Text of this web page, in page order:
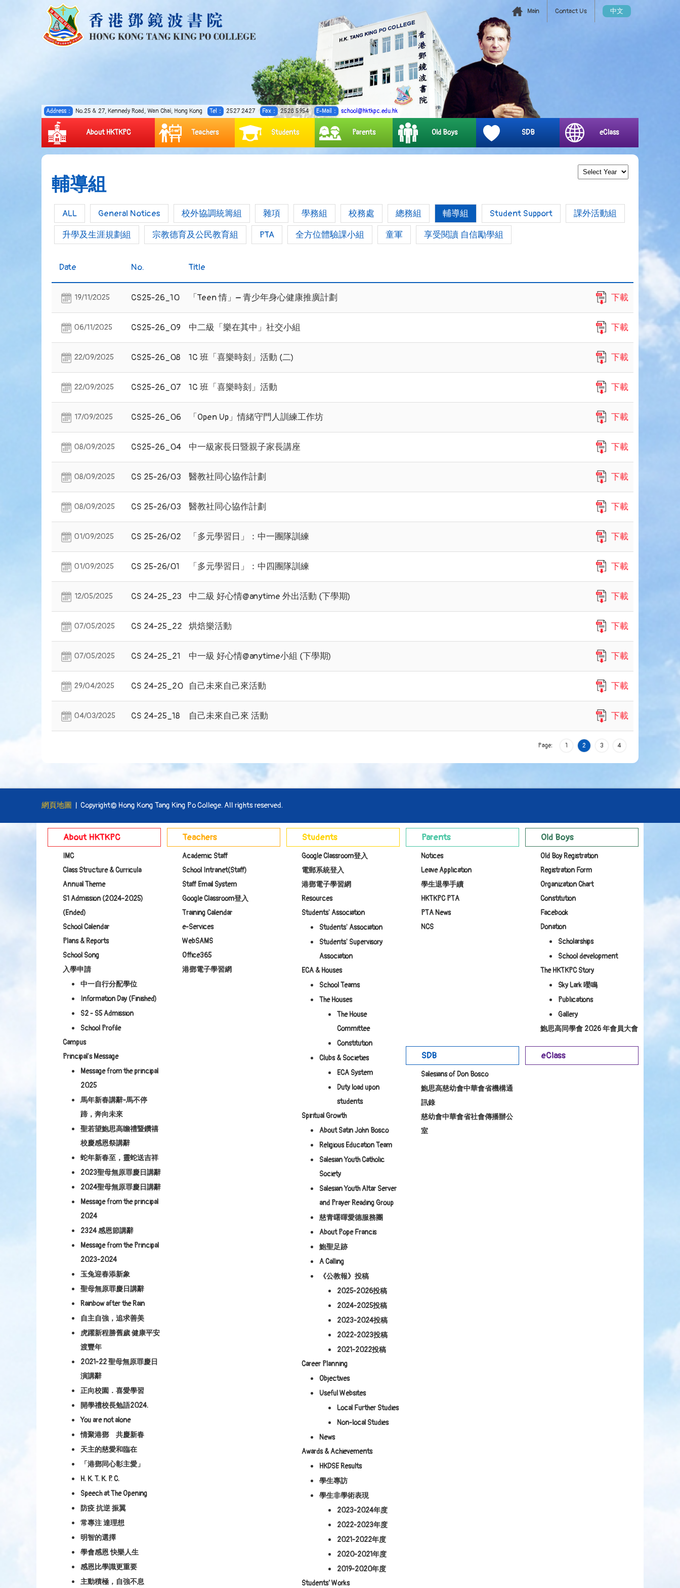
Address： No.25 & 27, Kennedy Road, Wan Chai, Hong Kong Tel： 2527 2427 Fax： 2528 5954 E-Mail： school@hktkpc.edu.hk
中文
Contact Us
Main
About HKTKPC Teachers Students Parents Old Boys SDB eClass
輔導組
ALL General Notices 校外協調統籌組 雜項 學務組 校務處 總務組 輔導組 Student Support
課外活動組
升學及生涯規劃組
宗教德育及公民教育組 PTA 全方位體驗課小組 童軍 享受閱讀 自信勵學組
Date No. Title
19/11/2025 CS25-26_10 「Teen 情」– 青少年身心健康推廣計劃 下載
06/11/2025 CS25-26_09 中二級「樂在其中」社交小組 下載
22/09/2025 CS25-26_08 1C 班「喜樂時刻」活動 (二) 下載
22/09/2025 CS25-26_07 1C 班「喜樂時刻」活動 下載
17/09/2025 CS25-26_06 「Open Up」情緒守門人訓練工作坊 下載
08/09/2025 CS25-26_04 中一級家長日暨親子家長講座 下載
08/09/2025 CS 25-26/03 醫教社同心協作計劃 下載
08/09/2025 CS 25-26/03 醫教社同心協作計劃 下載
01/09/2025 CS 25-26/02 「多元學習日」：中一團隊訓練 下載
01/09/2025 CS 25-26/01 「多元學習日」：中四團隊訓練 下載
12/05/2025 CS 24-25_23 中二級 好心情@anytime 外出活動 (下學期) 下載
07/05/2025 CS 24-25_22 烘焙樂活動 下載
07/05/2025 CS 24-25_21 中一級 好心情@anytime小組 (下學期) 下載
29/04/2025 CS 24-25_20 自己未來自己來活動 下載
04/03/2025 CS 24-25_18 自己未來自己來 活動 下載
Page: 1 2 3 4
網頁地圖 | Copyright© Hong Kong Tang King Po College. All rights reserved.
About HKTKPC
IMC
Class Structure & Curricula
Annual Theme
S1 Admission (2024-2025)
(Ended)
School Calendar
Plans & Reports
School Song
入學申請
中一自行分配學位
Information Day (Finished)
S2 - S5 Admission
School Profile
Campus
Principal's Message
Message from the principal
2025
馬年新春講辭-馬不停
蹄，奔向未來
聖若望鮑思高瞻禮暨鑽禧
校慶感恩祭講辭
蛇年新春至，靈蛇送吉祥
2023聖母無原罪慶日講辭
2024聖母無原罪慶日講辭
Message from the principal
2024
2324 感恩節講辭
Message from the Principal
2023-2024
玉兔迎春添新象
聖母無原罪慶日講辭
Rainbow after the Rain
自主自強，追求善美
虎躍新程勝舊歲 健康平安
渡豐年
2021-22 聖母無原罪慶日
演講辭
正向校園．喜愛學習
開學禮校長勉語2024.
You are not alone
情聚港鄧 共慶新春
天主的慈愛和臨在
「港鄧同心彰主愛」
H. K. T. K. P. C.
Speech at The Opening
防疫 抗逆 振翼
常專注 達理想
明智的選擇
學會感恩 快樂人生
感恩比學識更重要
主動積極，自強不息
Teachers
Academic Staff
School Intranet(Staff)
Staff Email System
Google Classroom登入
Training Calendar
e-Services
WebSAMS
Office365
港鄧電子學習網
Students
Google Classroom登入
電郵系統登入
港鄧電子學習網
Resources
Students' Association
Students' Association
Students' Supervisory
Association
ECA & Houses
School Teams
The Houses
The House
Committee
Constitution
Clubs & Societies
ECA System
Duty load upon
students
Spiritual Growth
About Satin John Bosco
Religious Education Team
Salesian Youth Catholic
Society
Salesian Youth Altar Server
and Prayer Reading Group
慈青曙暉愛德服務團
About Pope Francis
鮑聖足跡
A Calling
《公教報》投稿
2025-2026投稿
2024-2025投稿
2023-2024投稿
2022-2023投稿
2021-2022投稿
Career Planning
Objectives
Useful Websites
Local Further Studies
Non-local Studies
News
Awards & Achievements
HKDSE Results
學生專訪
學生非學術表現
2023-2024年度
2022-2023年度
2021-2022年度
2020-2021年度
2019-2020年度
Students’ Works
Parents
Notices
Leave Application
學生退學手續
HKTKPC PTA
PTA News
NCS
Old Boys
Old Boy Registration
Registration Form
Organization Chart
Constitution
Facebook
Donation
Scholarships
School development
The HKTKPC Story
Sky Lark 嚶鳴
Publications
Gallery
鮑思高同學會 2026 年會員大會
SDB
Salesians of Don Bosco
鮑思高慈幼會中華會省機構通
訊錄
慈幼會中華會省社會傳播辦公
室
eClass